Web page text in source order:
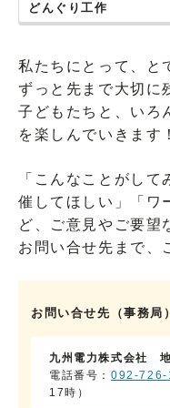
どんぐり工作
私たちにとって、と
ずっと先まで大切に
子どもたちと、いろ
を楽しんでいきます！
「こんなことがし
催してほしい」「ワ
ど、ご意見やご要望
お問い合せ先まで、
お問い合せ先（事務局）
九州電力株式会社
電話番号： 092-726-
17時）